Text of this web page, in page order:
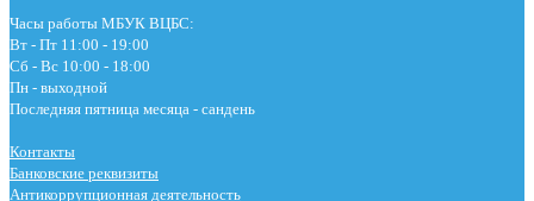
Часы работы МБУК ВЦБС:
Вт - Пт 11:00 - 19:00
Сб - Вс 10:00 - 18:00
Пн - выходной
Последняя пятница месяца - сандень
Контакты
Банковские реквизиты
Антикоррупционная деятельность